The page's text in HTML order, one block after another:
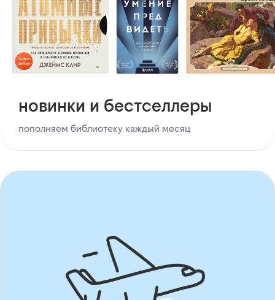
новинки и бестселлеры
пополняем библиотеку каждый месяц